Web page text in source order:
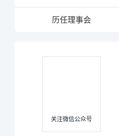
历任理事会
关注微信公众号